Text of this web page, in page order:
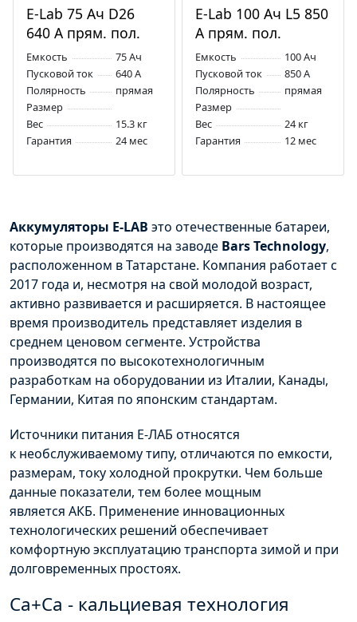
E-Lab 75 Ач D26
640 А прям. пол.
Емкость
75 Ач
Пусковой ток
640 А
Полярность
прямая
Размер
Вес
15.3 кг
Гарантия
24 мес
E-Lab 100 Ач L5 850
А прям. пол.
Емкость
100 Ач
Пусковой ток
850 А
Полярность
прямая
Размер
Вес
24 кг
Гарантия
12 мес
Аккумуляторы E-LAB это отечественные батареи,
которые производятся на заводе BarsTechnology,
расположенном вТатарстане. Компания работает с
2017 года и, несмотря на свой молодой возраст,
активно развивается и расширяется. В настоящее
время производитель представляет изделия в
среднем ценовом сегменте. Устройства
производятся по высокотехнологичным
разработкам на оборудовании из Италии, Канады,
Германии, Китая по японским стандартам.
Источники питания Е-ЛАБ относятся
к необслуживаемомутипу, отличаются по емкости,
размерам, току холодной прокрутки. Чем больше
данные показатели, тем более мощным
является АКБ. Применение инновационных
технологических решений обеспечивает
комфортную эксплуатацию транспорта зимой и при
долговременных простоях.
Ca+Ca - кальциевая технология